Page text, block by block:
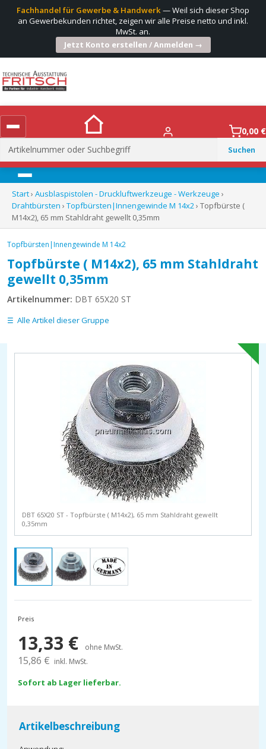
Fachhandel für Gewerbe & Handwerk— Weil sich dieser Shop
an Gewerbekunden richtet, zeigen wir alle Preise netto und inkl.
MwSt. an.
Jetzt Konto erstellen / Anmelden →
Suchen
nach:
0,00 €
Menü
Start› Ausblaspistolen - Druckluftwerkzeuge - Werkzeuge ›
Drahtbürsten › Topfbürsten|Innengewinde M 14x2› Topfbürste (
M14x2), 65 mm Stahldraht gewellt 0,35mm
Topfbürsten|Innengewinde M 14x2
Topfbürste ( M14x2), 65 mm Stahldraht
gewellt 0,35mm
Artikelnummer: DBT 65X20 ST
Alle Artikel dieser Gruppe
DBT 65X20 ST - Topfbürste ( M14x2), 65 mm Stahldraht gewellt
0,35mm
Preis
13,33 € ohne MwSt.
15,86 € inkl. MwSt.
Sofort ab Lager lieferbar.
Artikelbeschreibung